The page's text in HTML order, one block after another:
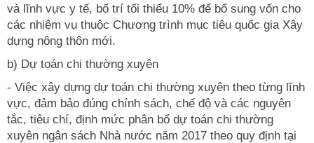
và lĩnh vực y tế, bố trí tối thiểu 10% để bổ sung vốn cho
các nhiệm vụ thuộc Chương trình mục tiêu quốc gia Xây
dựng nông thôn mới.
b) Dự toán chi thường xuyên
- Việc xây dựng dự toán chi thường xuyên theo từng lĩnh
vực, đảm bảo đúng chính sách, chế độ và các nguyên
tắc, tiêu chí, định mức phân bổ dự toán chi thường
xuyên ngân sách Nhà nước năm 2017 theo quy định tại